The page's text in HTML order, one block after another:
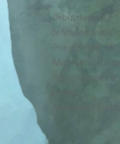
-Début du draft à
de finaliser votre
-Prix d’entrée :
-Minimum 3
-Récompenses
-Minimum 6